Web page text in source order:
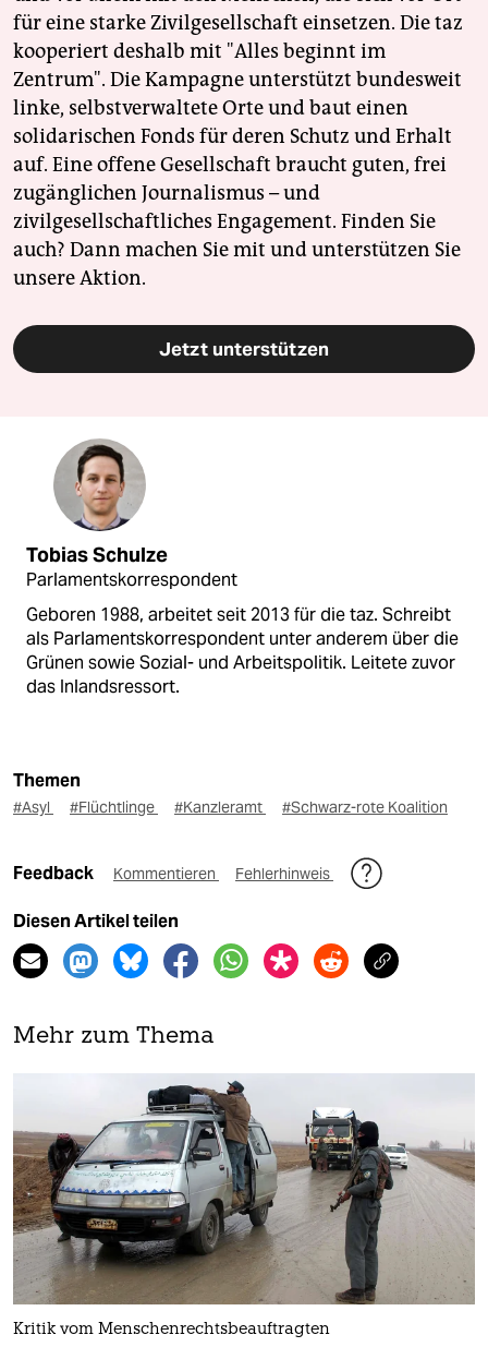
für eine starke Zivilgesellschaft einsetzen. Die taz
kooperiert deshalb mit "Alles beginnt im
Zentrum". Die Kampagne unterstützt bundesweit
linke, selbstverwaltete Orte und baut einen
solidarischen Fonds für deren Schutz und Erhalt
auf. Eine offene Gesellschaft braucht guten, frei
zugänglichen Journalismus – und
zivilgesellschaftliches Engagement. Finden Sie
auch? Dann machen Sie mit und unterstützen Sie
unsere Aktion.
Jetzt unterstützen
Tobias Schulze
Parlamentskorrespondent
Geboren 1988, arbeitet seit 2013 für die taz. Schreibt
als Parlamentskorrespondent unter anderem über die
Grünen sowie Sozial- und Arbeitspolitik. Leitete zuvor
das Inlandsressort.
Themen
#Asyl #Flüchtlinge #Kanzleramt #Schwarz-rote Koalition
Feedback Kommentieren Fehlerhinweis
Diesen Artikel teilen
Mehr zum Thema
Kritik vom Menschenrechtsbeauftragten